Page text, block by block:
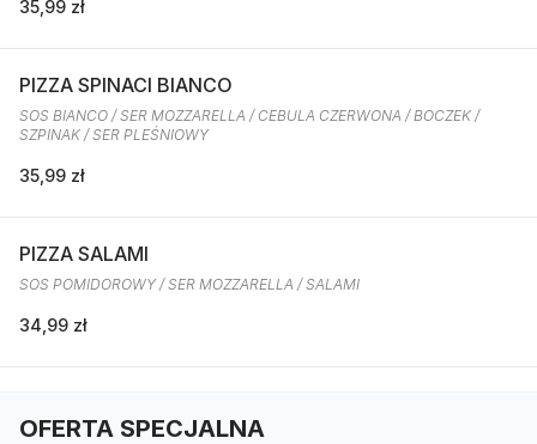
35,99 zł
PIZZA SPINACI BIANCO
SOS BIANCO / SER MOZZARELLA / CEBULA CZERWONA / BOCZEK /
SZPINAK / SER PLEŚNIOWY
35,99 zł
PIZZA SALAMI
SOS POMIDOROWY / SER MOZZARELLA / SALAMI
34,99 zł
OFERTA SPECJALNA